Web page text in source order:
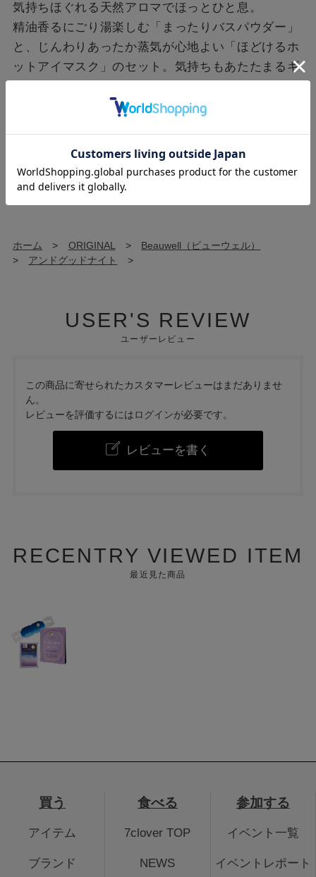
気持ちほぐれる天然アロマでほっとひと息。
精油香るにごり湯楽しむ「まったりバスパウダー」
と、じんわりあったか蒸気が心地よい「ほどけるホ
ットアイマスク」のセット。気持ちもあたたまるギ
バスパウダー：スリーピーラベンダー
ホットアイマスク：スリーピーラベンダー
ホーム > ORIGINAL >
Beauwell（ビューウェル）
>
アンドグッドナイト >
USER'S REVIEW
ユーザーレビュー
この商品に寄せられたカスタマーレビューはまだありませ
ん。
レビューを評価するにはログインが必要です。
レビューを書く
RECENTRY VIEWED ITEM
最近見た商品
買う
アイテム
ブランド
食べる
7clover TOP
NEWS
参加する
イベント一覧
イベントレポート